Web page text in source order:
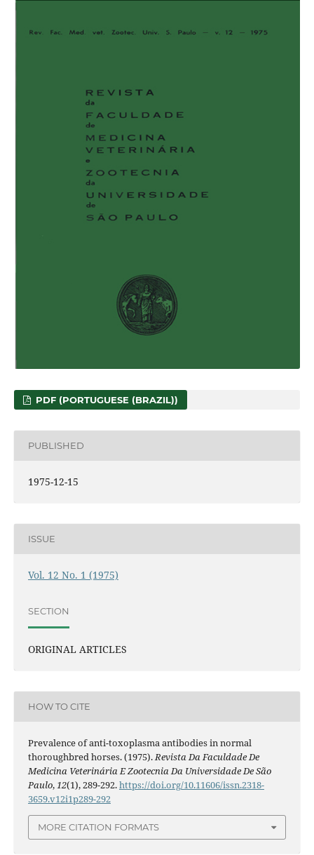
PDF (PORTUGUESE (BRAZIL))
PUBLISHED
1975-12-15
ISSUE
Vol. 12 No. 1 (1975)
SECTION
ORIGINAL ARTICLES
HOW TO CITE
Prevalence of anti-toxoplasma antibodies in normal
thoroughbred horses. (1975).Revista Da Faculdade De
Medicina Veterinária E Zootecnia Da Universidade De São
Paulo,12(1), 289-292.https://doi.org/10.11606/issn.2318-
3659.v12i1p289-292
MORE CITATION FORMATS